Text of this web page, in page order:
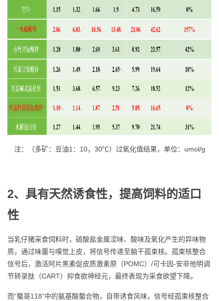
注：（多矿：豆油1：10，30℃）过氧化值结果，单位：umol/g
2、 具有天然诱食性，提高饲料的适口
性
当乳仔猪采食饲料时，硫酸盐金属涩味、酸味及氧化产生的异味物
质，通过味蕾与嗅觉上皮，将信号传递至脑干孤束核。孤束核整合
信号后，激活阿片黑素促皮质激素原（POMC）/可卡因-安非他明调
节转录肽（CART）抑食欲神经元，最终表现为采食欲望下降。
而“螯哥118”中的氨基酸螯合物，自带诱食风味，信号经孤束核整合